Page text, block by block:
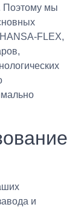
Поэтому мы
FLEX,
и